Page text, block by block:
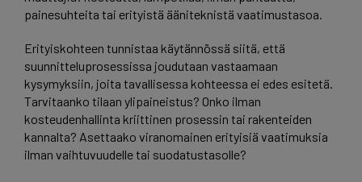
painesuhteita tai erityistä ääniteknistä vaatimustasoa.
Erityiskohteen tunnistaa käytännössä siitä, että
suunnitteluprosessissa joudutaan vastaamaan
kysymyksiin, joita tavallisessa kohteessa ei edes esitetä.
Tarvitaanko tilaan ylipaineistus? Onko ilman
kosteudenhallinta kriittinen prosessin tai rakenteiden
kannalta? Asettaako viranomainen erityisiä vaatimuksia
ilman vaihtuvuudelle tai suodatustasolle?